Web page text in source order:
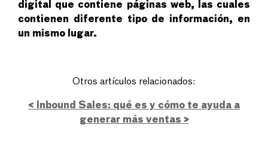
digital que contiene páginas web, las cuales
contienen diferente tipo de información, en
un mismo lugar.
Otros artículos relacionados:
< Inbound Sales: qué es y cómo te ayuda a
generar más ventas >